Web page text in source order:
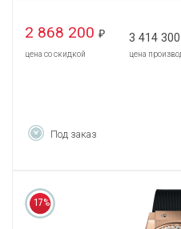
2 868 200 ₽
цена со скидкой
3 414 300
цена
Под заказ
17%